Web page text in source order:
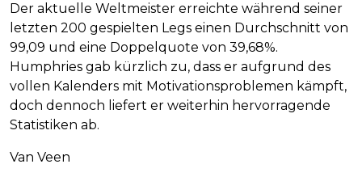
Der aktuelle Weltmeister erreichte während seiner
letzten 200 gespielten Legs einen Durchschnitt von
99,09 und eine Doppelquote von 39,68%.
Humphries gab kürzlich zu, dass er aufgrund des
vollen Kalenders mit Motivationsproblemen kämpft,
doch dennoch liefert er weiterhin hervorragende
Statistiken ab.
Van Veen